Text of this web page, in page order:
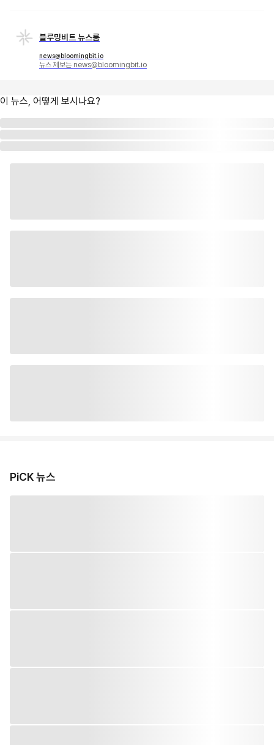
블루밍비트 뉴스룸
news@bloomingbit.io
뉴스 제보는 news@bloomingbit.io
이 뉴스, 어떻게 보시나요?
PiCK 뉴스